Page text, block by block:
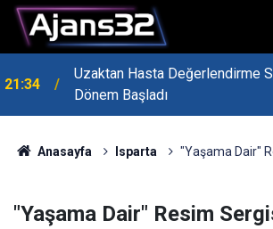
21:34
Uzaktan Hasta Değerlendirme
Dönem Başladı
Anasayfa Isparta "Yaşama Dair"
"Yaşama Dair" Resim